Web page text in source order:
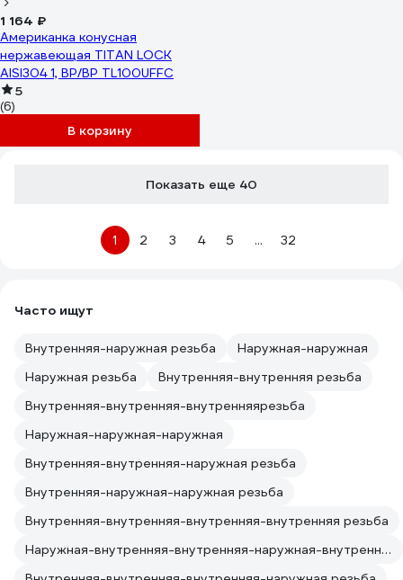
1 164 ₽
Американка конусная
нержавеющая TITAN LOCK
AISI304 1, ВР/ВР TL100UFFC
5
(6)
В корзину
Показать еще 40
1 2 3 4 5 ... 32
Часто ищут
Внутренняя-наружная резьба
Наружная-наружная
Наружная резьба
Внутренняя-внутренняя резьба
Внутренняя-внутренняя-внутренняярезьба
Наружная-наружная-наружная
Внутренняя-внутренняя-наружная резьба
Внутренняя-наружная-наружная резьба
Внутренняя-внутренняя-внутренняя-внутренняя резьба
Наружная-внутренняя-внутренняя-наружная-внутренняя резьба